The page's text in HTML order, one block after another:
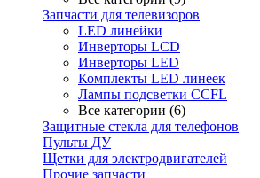
Запчасти для телевизоров
LED линейки
Инверторы LCD
Инверторы LED
Комплекты LED линеек
Лампы подсветки CCFL
Все категории (6)
Защитные стекла для телефонов
Пульты ДУ
Щетки для электродвигателей
Прочие запчасти